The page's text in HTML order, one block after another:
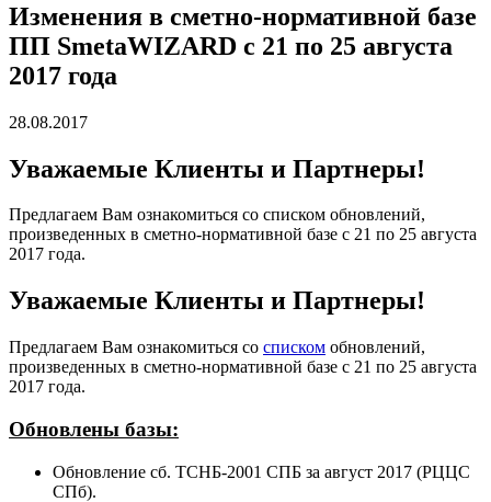
Изменения в сметно-нормативной базе
ПП SmetaWIZARD с 21 по 25 августа
2017 года
28.08.2017
Уважаемые Клиенты и Партнеры!
Предлагаем Вам ознакомиться со списком обновлений,
произведенных в сметно-нормативной базе с 21 по 25 августа
2017 года.
Уважаемые Клиенты и Партнеры!
Предлагаем Вам ознакомиться со списком обновлений,
произведенных в сметно-нормативной базе с 21 по 25 августа
2017 года.
Обновлены базы:
Обновление сб. ТСНБ-2001 СПБ за август 2017 (РЦЦС
СПб).